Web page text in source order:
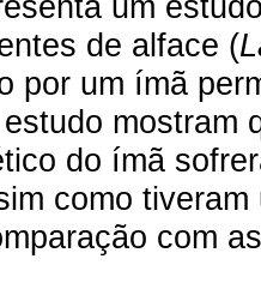
de alface (
por um ímã
mostram
do ímã
como
com